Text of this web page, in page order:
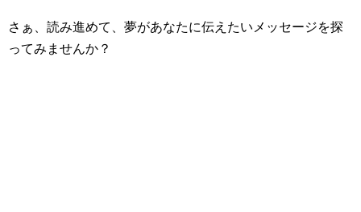
さぁ、読み進めて、夢があなたに伝えたいメッセージを探
ってみませんか？